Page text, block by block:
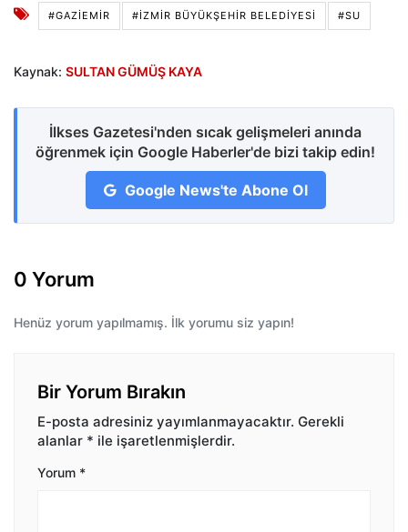
#GAZIEMIR #İZMIR BÜYÜKŞEHIR BELEDIYESI #SU
Kaynak: SULTAN GÜMÜŞ KAYA
İlkses Gazetesi'nden sıcak gelişmeleri anında
öğrenmek için Google Haberler'de bizi takip edin!
Google News'te Abone Ol
0 Yorum
Henüz yorum yapılmamış. İlk yorumu siz yapın!
Bir Yorum Bırakın
E-posta adresiniz yayımlanmayacaktır. Gerekli
alanlar * ile işaretlenmişlerdir.
Yorum *